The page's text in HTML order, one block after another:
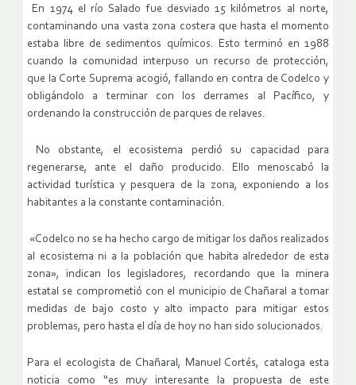
En 1974 el río Salado fue desviado 15 kilómetros al norte,
contaminando una vasta zona costera que hasta el momento
estaba libre de sedimentos químicos. Esto terminó en 1988
cuando la comunidad interpuso un recurso de protección,
que la Corte Suprema acogió, fallando en contra de Codelco y
obligándolo a terminar con los derrames al Pacífico, y
ordenando la construcción de parques de relaves.
No obstante, el ecosistema perdió su capacidad para
regenerarse, ante el daño producido. Ello menoscabó la
actividad turística y pesquera de la zona, exponiendo a los
habitantes a la constante contaminación.
«Codelco no se ha hecho cargo de mitigar los daños realizados
al ecosistema ni a la población que habita alrededor de esta
zona», indican los legisladores, recordando que la minera
estatal se comprometió con el municipio de Chañaral a tomar
medidas de bajo costo y alto impacto para mitigar estos
problemas, pero hasta el día de hoy no han sido solucionados.
Para el ecologista de Chañaral, Manuel Cortés, cataloga esta
noticia como “es muy interesante la propuesta de este